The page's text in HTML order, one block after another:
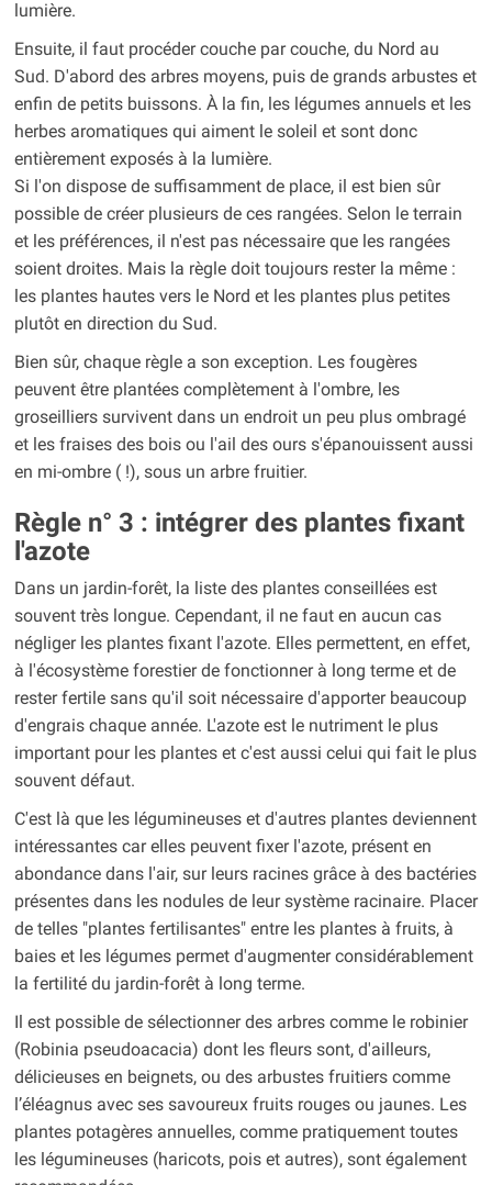
lumière.
Ensuite, il faut procéder couche par couche, du Nord au
Sud. D'abord des arbres moyens, puis de grands arbustes et
enfin de petits buissons. À la fin, les légumes annuels et les
herbes aromatiques qui aiment le soleil et sont donc
entièrement exposés à la lumière.
Si l'on dispose de suffisamment de place, il est bien sûr
possible de créer plusieurs de ces rangées. Selon le terrain
et les préférences, il n'est pas nécessaire que les rangées
soient droites. Mais la règle doit toujours rester la même :
les plantes hautes vers le Nord et les plantes plus petites
plutôt en direction du Sud.
Bien sûr, chaque règle a son exception. Les fougères
peuvent être plantées complètement à l'ombre, les
groseilliers survivent dans un endroit un peu plus ombragé
et les fraises des bois ou l'ail des ours s'épanouissent aussi
en mi-ombre ( !), sous un arbre fruitier.
Règle n° 3 : intégrer des plantes fixant
l'azote
Dans un jardin-forêt, la liste des plantes conseillées est
souvent très longue. Cependant, il ne faut en aucun cas
négliger les plantes fixant l'azote. Elles permettent, en effet,
à l'écosystème forestier de fonctionner à long terme et de
rester fertile sans qu'il soit nécessaire d'apporter beaucoup
d'engrais chaque année. L'azote est le nutriment le plus
important pour les plantes et c'est aussi celui qui fait le plus
souvent défaut.
C'est là que les légumineuses et d'autres plantes deviennent
intéressantes car elles peuvent fixer l'azote, présent en
abondance dans l'air, sur leurs racines grâce à des bactéries
présentes dans les nodules de leur système racinaire. Placer
de telles "plantes fertilisantes" entre les plantes à fruits, à
baies et les légumes permet d'augmenter considérablement
la fertilité du jardin-forêt à long terme.
Il est possible de sélectionner des arbres comme le robinier
(Robinia pseudoacacia) dont les fleurs sont, d'ailleurs,
délicieuses en beignets, ou des arbustes fruitiers comme
l’éléagnus avec ses savoureux fruits rouges ou jaunes. Les
plantes potagères annuelles, comme pratiquement toutes
les légumineuses (haricots, pois et autres), sont également